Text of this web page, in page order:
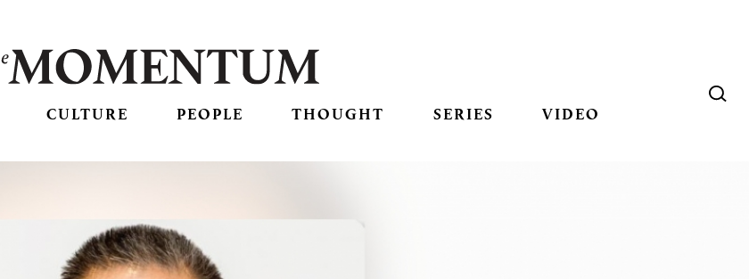
CULTURE PEOPLE THOUGHT SERIES VIDEO